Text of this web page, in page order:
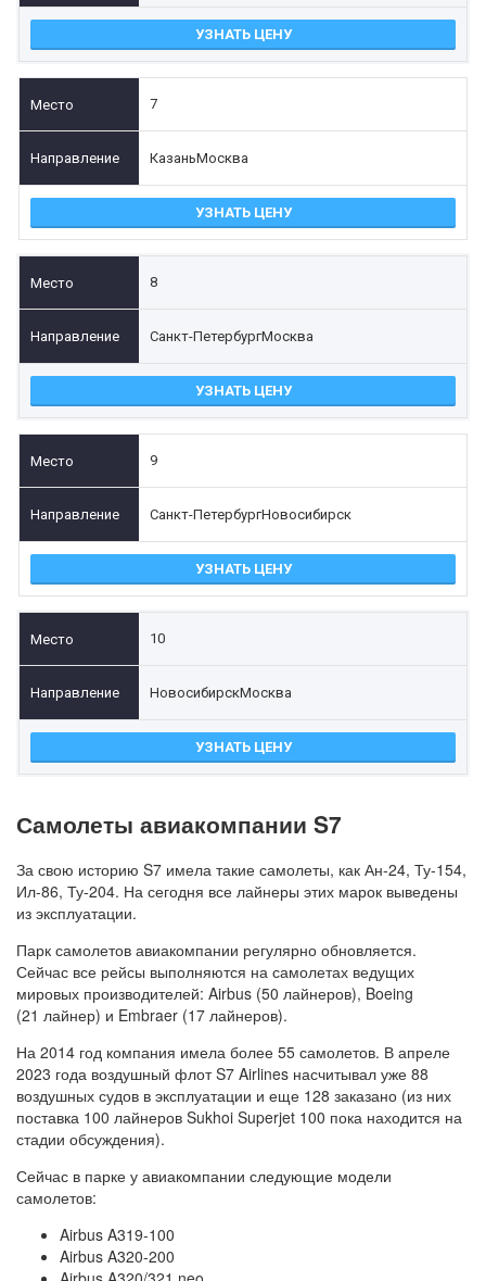
УЗНАТЬ ЦЕНУ
7
КазаньМосква
УЗНАТЬ ЦЕНУ
8
Санкт-ПетербургМосква
УЗНАТЬ ЦЕНУ
9
Санкт-ПетербургНовосибирск
УЗНАТЬ ЦЕНУ
10
НовосибирскМосква
УЗНАТЬ ЦЕНУ
Самолеты авиакомпании S7
За свою историю S7 имела такие самолеты, как Ан-24, Ту-154,
Ил-86, Ту-204. На сегодня все лайнеры этих марок выведены
из эксплуатации.
Парк самолетов авиакомпании регулярно обновляется.
Сейчас все рейсы выполняются на самолетах ведущих
мировых производителей: Airbus (50 лайнеров), Boeing
(21 лайнер) и Embraer (17 лайнеров).
На 2014 год компания имела более 55 самолетов. В апреле
2023 года воздушный флот S7 Airlines насчитывал уже 88
воздушных судов в эксплуатации и еще 128 заказано (из них
поставка 100 лайнеров Sukhoi Superjet 100 пока находится на
стадии обсуждения).
Сейчас в парке у авиакомпании следующие модели
самолетов:
Airbus A319-100
Airbus A320-200